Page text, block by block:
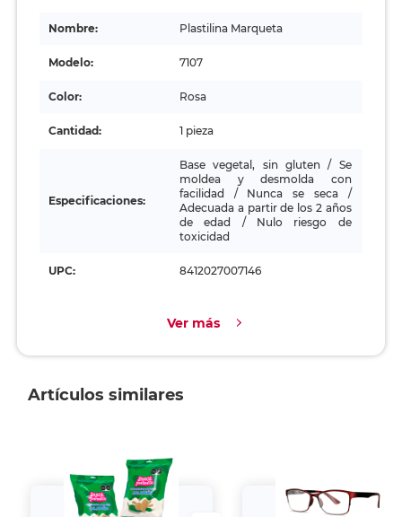
Nombre: Plastilina Marqueta
Modelo: 7107
Color: Rosa
Cantidad: 1 pieza
Especificaciones:
Base vegetal, sin gluten / Se
moldea y desmolda con
facilidad / Nunca se seca /
Adecuada a partir de los 2 años
de edad / Nulo riesgo de
toxicidad
UPC: 8412027007146
Ver más
Artículos similares